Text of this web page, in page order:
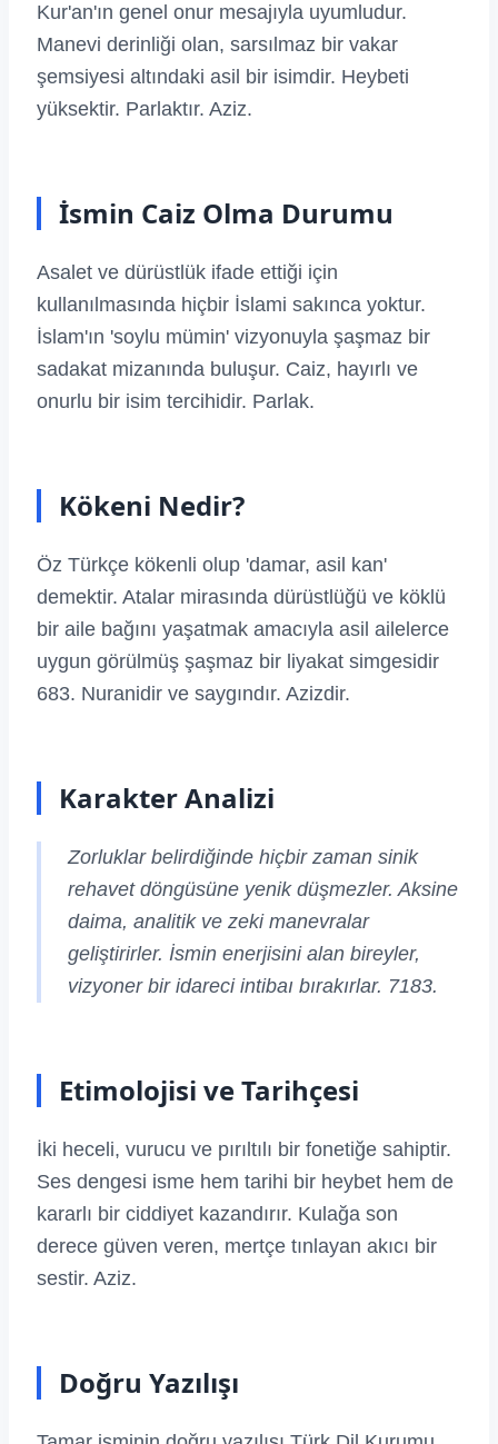
Kur'an'ın genel onur mesajıyla uyumludur.
Manevi derinliği olan, sarsılmaz bir vakar
şemsiyesi altındaki asil bir isimdir. Heybeti
yüksektir. Parlaktır. Aziz.
İsmin Caiz Olma Durumu
Asalet ve dürüstlük ifade ettiği için
kullanılmasında hiçbir İslami sakınca yoktur.
İslam'ın 'soylu mümin' vizyonuyla şaşmaz bir
sadakat mizanında buluşur. Caiz, hayırlı ve
onurlu bir isim tercihidir. Parlak.
Kökeni Nedir?
Öz Türkçe kökenli olup 'damar, asil kan'
demektir. Atalar mirasında dürüstlüğü ve köklü
bir aile bağını yaşatmak amacıyla asil ailelerce
uygun görülmüş şaşmaz bir liyakat simgesidir
683. Nuranidir ve saygındır. Azizdir.
Karakter Analizi
Zorluklar belirdiğinde hiçbir zaman sinik
rehavet döngüsüne yenik düşmezler. Aksine
daima, analitik ve zeki manevralar
geliştirirler. İsmin enerjisini alan bireyler,
vizyoner bir idareci intibaı bırakırlar. 7183.
Etimolojisi ve Tarihçesi
İki heceli, vurucu ve pırıltılı bir fonetiğe sahiptir.
Ses dengesi isme hem tarihi bir heybet hem de
kararlı bir ciddiyet kazandırır. Kulağa son
derece güven veren, mertçe tınlayan akıcı bir
sestir. Aziz.
Doğru Yazılışı